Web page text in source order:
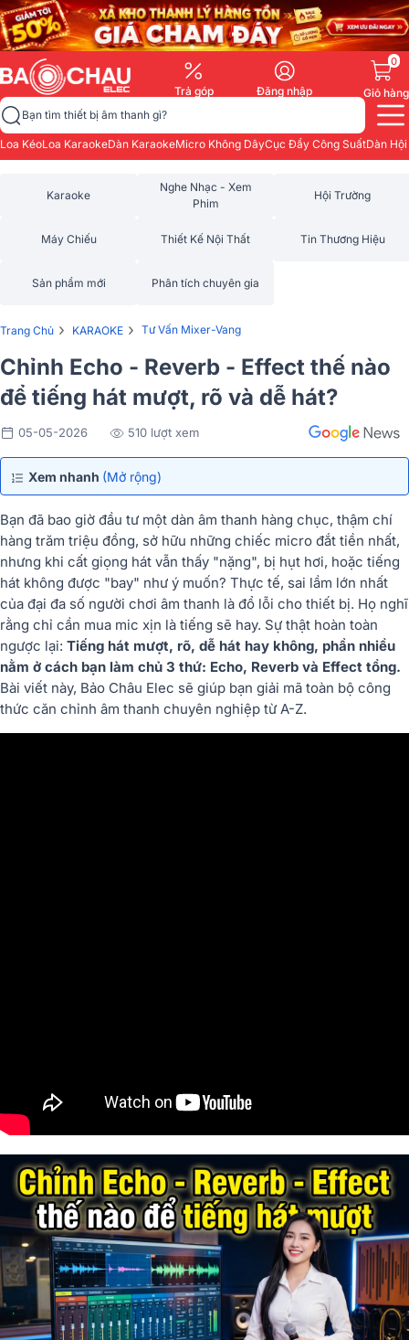
Trả góp Đăng nhập
0
Giỏ hàng
Bạn tìm thiết bị âm thanh gì?
Loa KéoLoa KaraokeDàn KaraokeMicro Không DâyCục Đẩy Công SuấtDàn
Karaoke
Nghe Nhạc - Xem
Phim
Hội Trường
Máy Chiếu Thiết Kế Nội Thất Tin Thương Hiệu
Sản phẩm mới Phân tích chuyên gia
Trang Chủ › KARAOKE › Tư Vấn Mixer-Vang
Chỉnh Echo - Reverb - Effect thế nào
để tiếng hát mượt, rõ và dễ hát?
05-05-2026 510 lượt xem
Xem nhanh (Mở rộng)
Bạn đã bao giờ đầu tư một dàn âm thanh hàng chục, thậm chí
hàng trăm triệu đồng, sở hữu những chiếc micro đắt tiền nhất,
nhưng khi cất giọng hát vẫn thấy "nặng", bị hụt hơi, hoặc tiếng
hát không được "bay" như ý muốn? Thực tế, sai lầm lớn nhất
của đại đa số người chơi âm thanh là đổ lỗi cho thiết bị. Họ nghĩ
rằng chỉ cần mua mic xịn là tiếng sẽ hay. Sự thật hoàn toàn
ngược lại: Tiếng hát mượt, rõ, dễ hát hay không, phần nhiều
nằm ở cách bạn làm chủ 3 thứ: Echo, Reverb và Effect tổng.
Bài viết này, Bảo Châu Elec sẽ giúp bạn giải mã toàn bộ công
thức căn chỉnh âm thanh chuyên nghiệp từ A-Z.